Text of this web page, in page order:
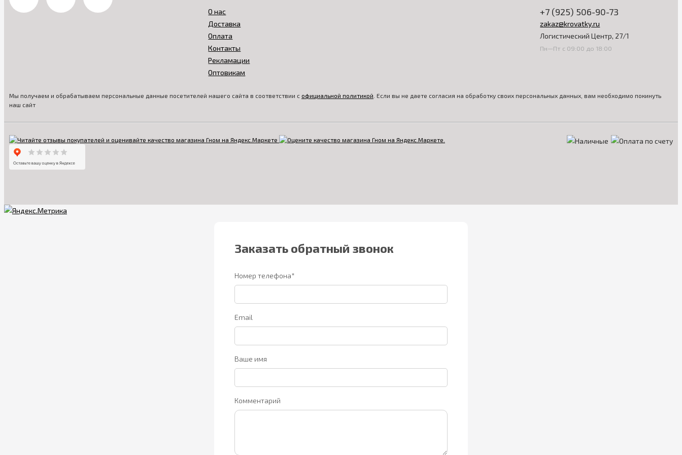
О нас
Доставка
Оплата
Контакты
Рекламации
Оптовикам
+7 (925) 506-90-73
zakaz@krovatky.ru
Логистический Центр, 27/1
Пн—Пт с 09:00 до 18:00
Мы получаем и обрабатываем персональные данные посетителей нашего сайта в соответствии с официальной политикой . Если вы не даете согласия на обработку своих персональных данных, вам необходимо покинуть
наш сайт
Заказать обратный звонок
Номер телефона*
Email
Ваше имя
Комментарий